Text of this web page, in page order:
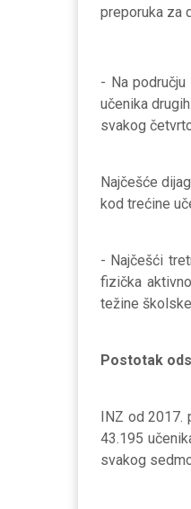
preporuka za
- Na
učenika
svakog
Najčešće
kod trećine
- Najčešći
fizička
težine
Postotak
INZ od 2017.
43.195
svakog